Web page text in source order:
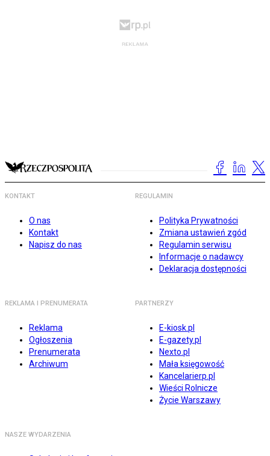
KONTAKT
O nas
Kontakt
Napisz do nas
REGULAMIN
Polityka Prywatności
Zmiana ustawień zgód
Regulamin serwisu
Informacje o nadawcy
Deklaracja dostępności
REKLAMA I PRENUMERATA
Reklama
Ogłoszenia
Prenumerata
Archiwum
PARTNERZY
E-kiosk.pl
E-gazety.pl
Nexto.pl
Mała księgowość
Kancelarierp.pl
Wieści Rolnicze
Życie Warszawy
NASZE WYDARZENIA